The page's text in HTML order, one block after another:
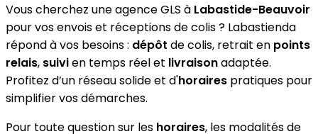
Vous cherchez une agence GLS à Labastide-Beauvoir
pour vos envois et réceptions de colis ? Labastienda
répond à vos besoins : dépôt de colis, retrait en points
relais, suivien temps réel et livraisonadaptée.
Profitez d’un réseau solide et d'horaires pratiques pour
simplifier vos démarches.
Pour toute question sur les horaires, les modalités de